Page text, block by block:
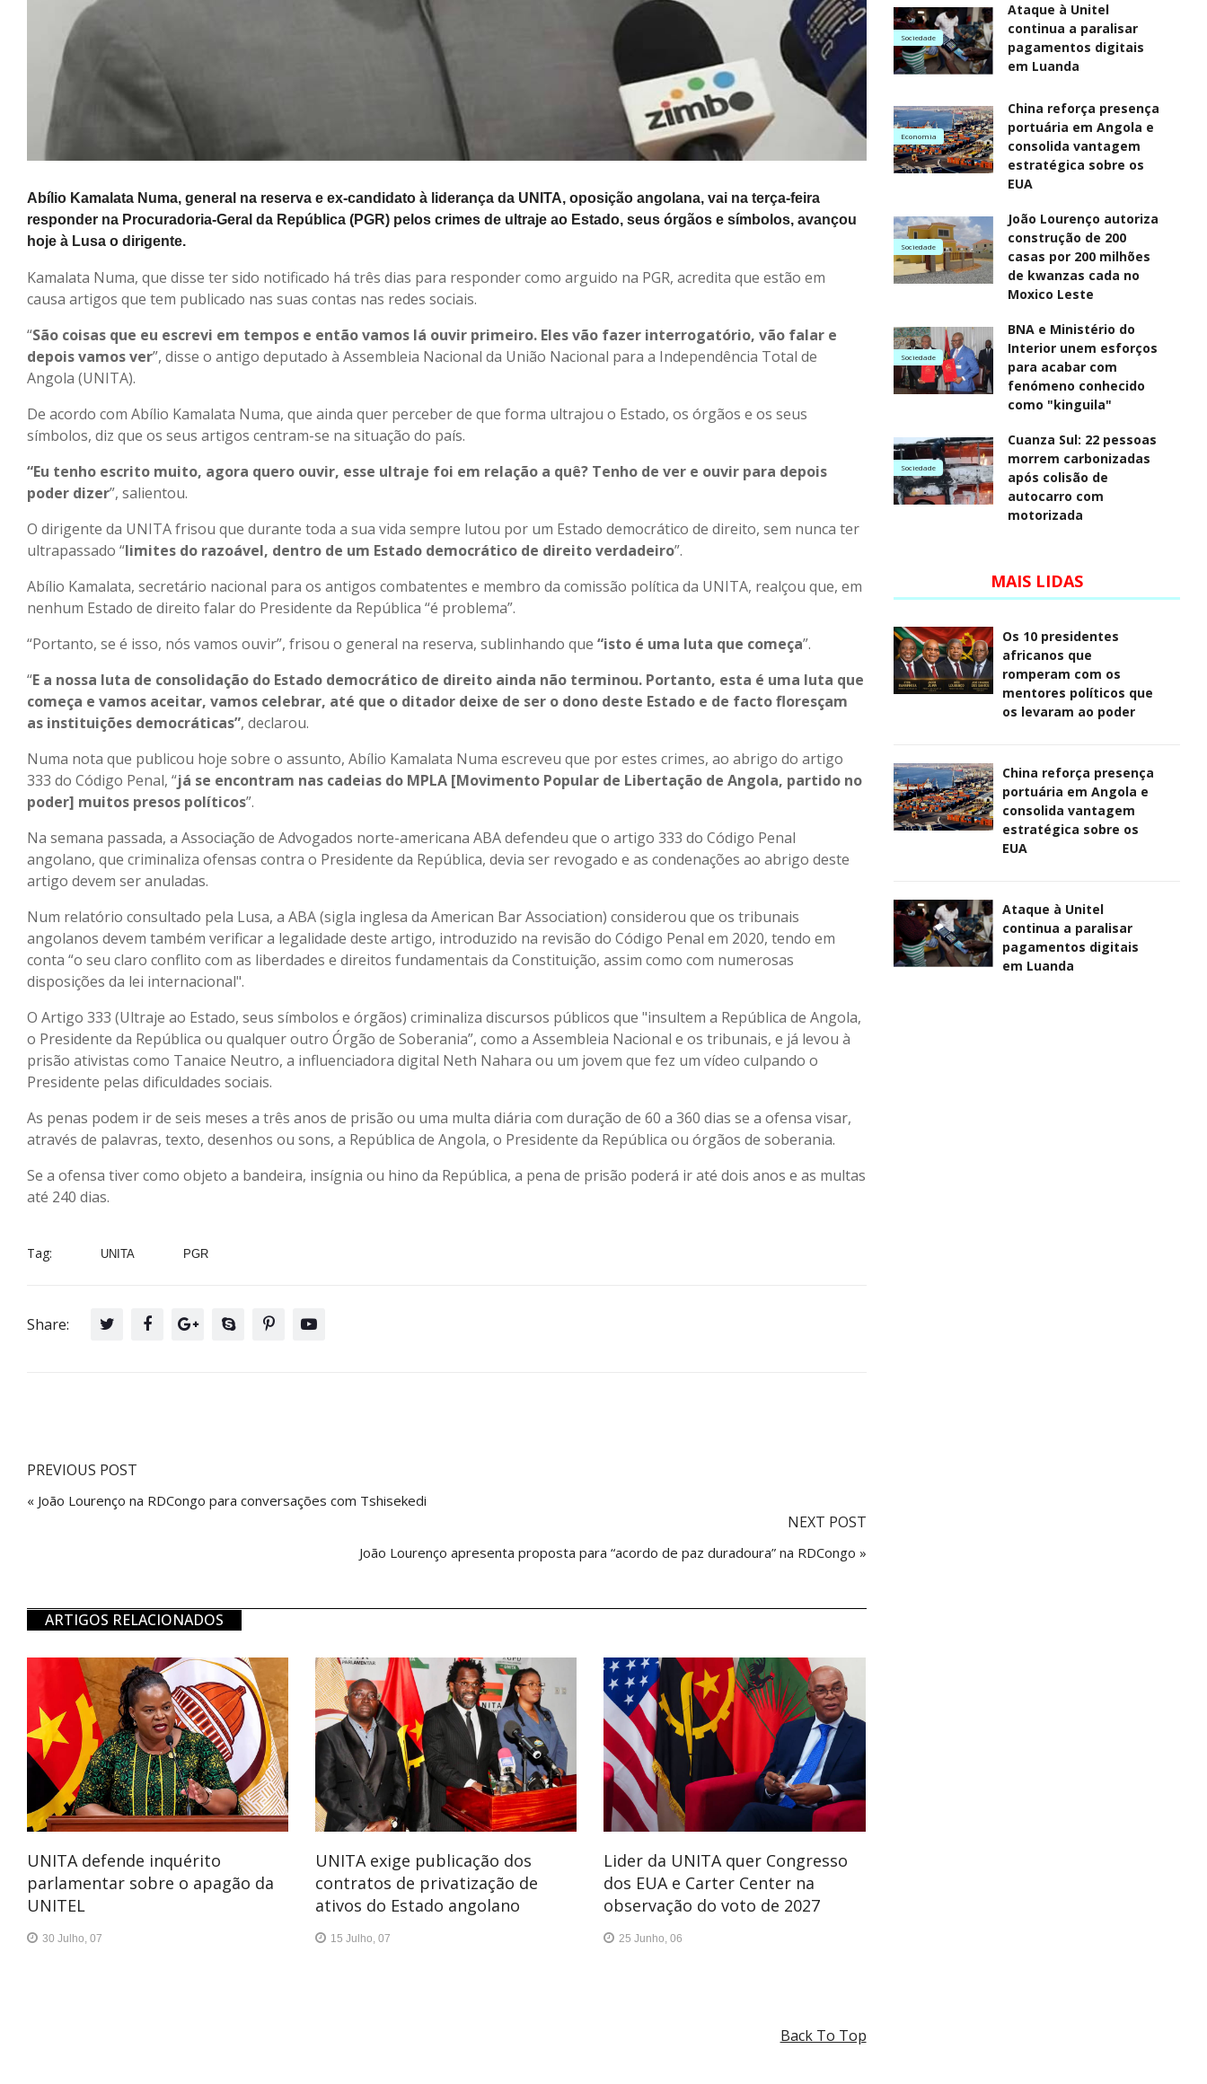
Abílio Kamalata Numa, general na reserva e ex-candidato à liderança da UNITA, oposição angolana, vai na terça-feira
responder na Procuradoria-Geral da República (PGR) pelos crimes de ultraje ao Estado, seus órgãos e símbolos, avançou
hoje à Lusa o dirigente.
Kamalata Numa, que disse ter sido notificado há três dias para responder como arguido na PGR, acredita que estão em
causa artigos que tem publicado nas suas contas nas redes sociais.
“São coisas que eu escrevi em tempos e então vamos lá ouvir primeiro. Eles vão fazer interrogatório, vão falar e
depois vamos ver”, disse o antigo deputado à Assembleia Nacional da União Nacional para a Independência Total de
Angola (UNITA).
De acordo com Abílio Kamalata Numa, que ainda quer perceber de que forma ultrajou o Estado, os órgãos e os seus
símbolos, diz que os seus artigos centram-se na situação do país.
“Eu tenho escrito muito, agora quero ouvir, esse ultraje foi em relação a quê? Tenho de ver e ouvir para depois
poder dizer”, salientou.
O dirigente da UNITA frisou que durante toda a sua vida sempre lutou por um Estado democrático de direito, sem nunca ter
ultrapassado “limites do razoável, dentro de um Estado democrático de direito verdadeiro”.
Abílio Kamalata, secretário nacional para os antigos combatentes e membro da comissão política da UNITA, realçou que, em
nenhum Estado de direito falar do Presidente da República “é problema”.
“Portanto, se é isso, nós vamos ouvir”, frisou o general na reserva, sublinhando que “isto é uma luta que começa”.
“E a nossa luta de consolidação do Estado democrático de direito ainda não terminou. Portanto, esta é uma luta que
começa e vamos aceitar, vamos celebrar, até que o ditador deixe de ser o dono deste Estado e de facto floresçam
as instituições democráticas”, declarou.
Numa nota que publicou hoje sobre o assunto, Abílio Kamalata Numa escreveu que por estes crimes, ao abrigo do artigo
333 do Código Penal, “já se encontram nas cadeias do MPLA [Movimento Popular de Libertação de Angola, partido no
poder] muitos presos políticos”.
Na semana passada, a Associação de Advogados norte-americana ABA defendeu que o artigo 333 do Código Penal
angolano, que criminaliza ofensas contra o Presidente da República, devia ser revogado e as condenações ao abrigo deste
artigo devem ser anuladas.
Num relatório consultado pela Lusa, a ABA (sigla inglesa da American Bar Association) considerou que os tribunais
angolanos devem também verificar a legalidade deste artigo, introduzido na revisão do Código Penal em 2020, tendo em
conta “o seu claro conflito com as liberdades e direitos fundamentais da Constituição, assim como com numerosas
disposições da lei internacional".
O Artigo 333 (Ultraje ao Estado, seus símbolos e órgãos) criminaliza discursos públicos que "insultem a República de Angola,
o Presidente da República ou qualquer outro Órgão de Soberania”, como a Assembleia Nacional e os tribunais, e já levou à
prisão ativistas como Tanaice Neutro, a influenciadora digital Neth Nahara ou um jovem que fez um vídeo culpando o
Presidente pelas dificuldades sociais.
As penas podem ir de seis meses a três anos de prisão ou uma multa diária com duração de 60 a 360 dias se a ofensa visar,
através de palavras, texto, desenhos ou sons, a República de Angola, o Presidente da República ou órgãos de soberania.
Se a ofensa tiver como objeto a bandeira, insígnia ou hino da República, a pena de prisão poderá ir até dois anos e as multas
até 240 dias.
Tag: UNITA PGR
Share:
PREVIOUS POST
« João Lourenço na RDCongo para conversações com Tshisekedi
NEXT POST
João Lourenço apresenta proposta para “acordo de paz duradoura” na RDCongo »
ARTIGOS RELACIONADOS
UNITA defende inquérito
parlamentar sobre o apagão da
UNITEL
30 Julho, 07
UNITA exige publicação dos
contratos de privatização de
ativos do Estado angolano
15 Julho, 07
Lider da UNITA quer Congresso
dos EUA e Carter Center na
observação do voto de 2027
25 Junho, 06
Back To Top
Sociedade
Ataque à Unitel
continua a paralisar
pagamentos digitais
em Luanda
Economia
China reforça presença
portuária em Angola e
consolida vantagem
estratégica sobre os
EUA
Sociedade
João Lourenço autoriza
construção de 200
casas por 200 milhões
de kwanzas cada no
Moxico Leste
Sociedade
BNA e Ministério do
Interior unem esforços
para acabar com
fenómeno conhecido
como "kinguila"
Sociedade
Cuanza Sul: 22 pessoas
morrem carbonizadas
após colisão de
autocarro com
motorizada
MAIS LIDAS
Os 10 presidentes
africanos que
romperam com os
mentores políticos que
os levaram ao poder
China reforça presença
portuária em Angola e
consolida vantagem
estratégica sobre os
EUA
Ataque à Unitel
continua a paralisar
pagamentos digitais
em Luanda